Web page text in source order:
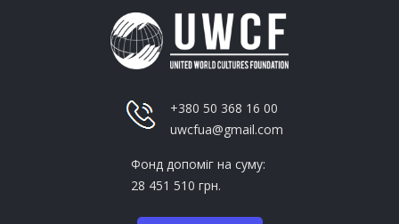
+380 50 368 16 00
uwcfua@gmail.com
Фонд допоміг на суму:
28 451 510 грн.